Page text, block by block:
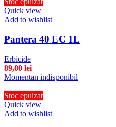
Quick view
Add to wishlist
Pantera 40 EC 1L
Erbicide
89,00 lei
Momentan indisponibil
Stoc epuizat
Quick view
Add to wishlist